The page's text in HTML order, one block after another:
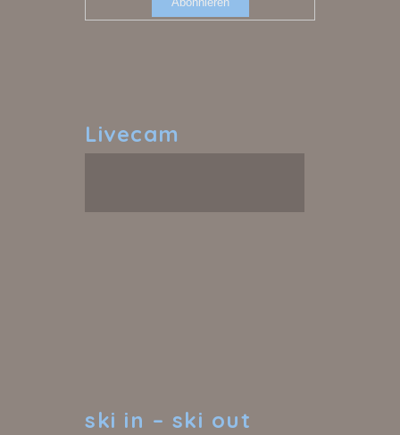
Livecam
ski in – ski out